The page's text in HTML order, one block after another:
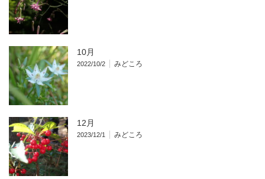
10月
2022/10/2 みどころ
12月
2023/12/1 みどころ